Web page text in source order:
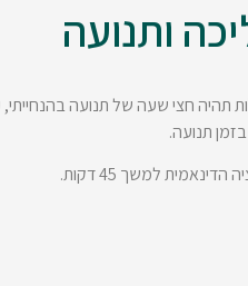
ותנועה
הפעילות תהיה חצי שעה של תנועה
תנועה.
למשך 45 דקות.